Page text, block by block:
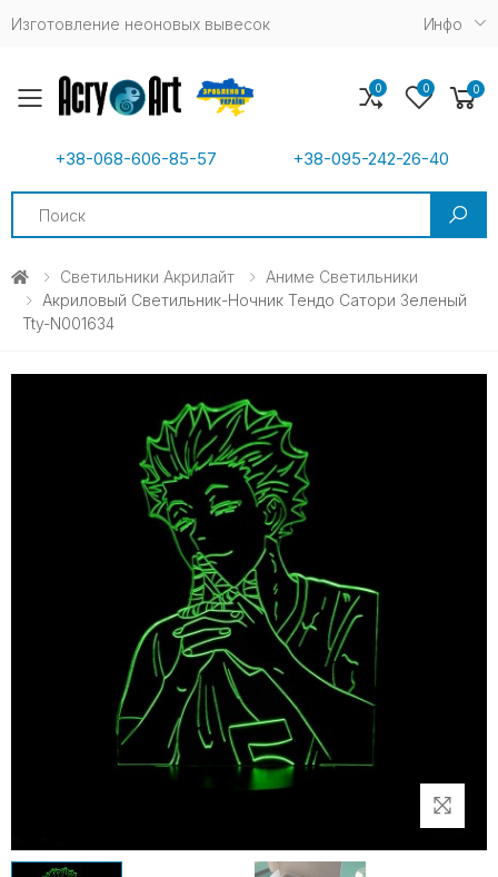
Изготовление неоновых вывесок Инфо
Toggle mobile menu
+38-068-606-85-57 +38-095-242-26-40
0 0 0
Светильники Акрилайт
Аниме Светильники
Акриловый Светильник-Ночник Тендо Сатори Зеленый
Tty-N001634